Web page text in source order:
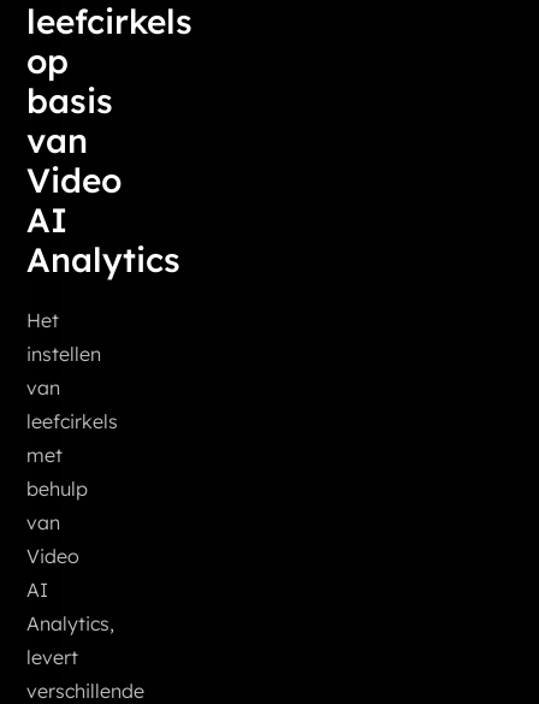
leefcirkels
op
basis
van
Video
AI
Analytics
Het
instellen
van
leefcirkels
met
behulp
van
Video
AI
Analytics,
levert
verschillende